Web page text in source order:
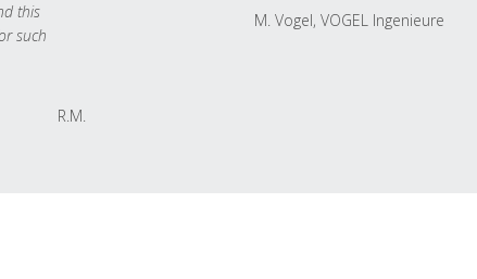
this
such
R.M.
M. Vogel, VOGEL Ingenieure